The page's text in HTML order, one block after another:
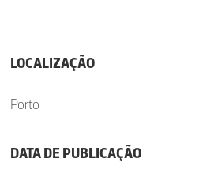
LOCALIZAÇÃO
Porto
DATA DE PUBLICAÇÃO